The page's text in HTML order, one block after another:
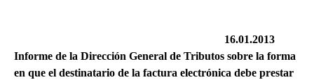
16.01.2013
Informe de la Dirección General de Tributos sobre la forma
en que el destinatario de la factura electrónica debe prestar